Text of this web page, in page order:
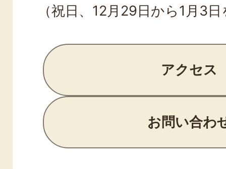
（祝日、12月29日から1月3
アクセス
お問い合わ